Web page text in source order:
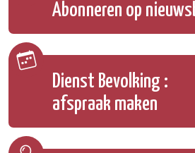
Abonneren op
Dienst Bevolking :
afspraak maken